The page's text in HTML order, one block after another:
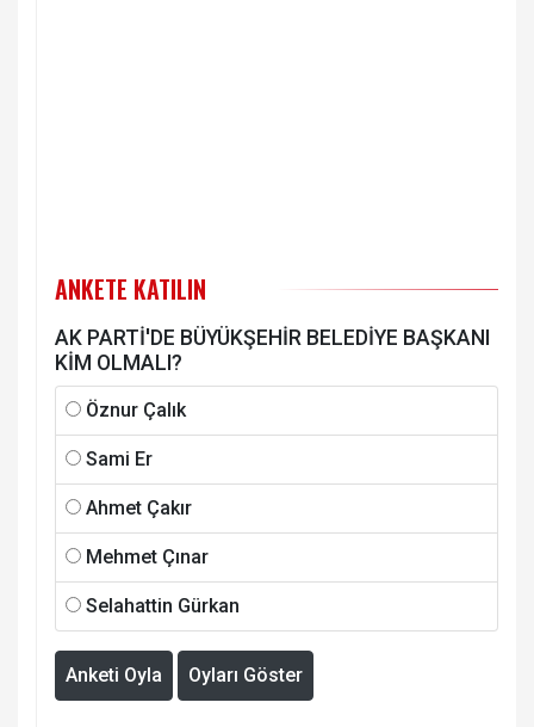
ANKETE KATILIN
AK PARTİ'DE BÜYÜKŞEHİR BELEDİYE BAŞKANI
KİM OLMALI?
Öznur Çalık
Sami Er
Ahmet Çakır
Mehmet Çınar
Selahattin Gürkan
Anketi Oyla Oyları Göster